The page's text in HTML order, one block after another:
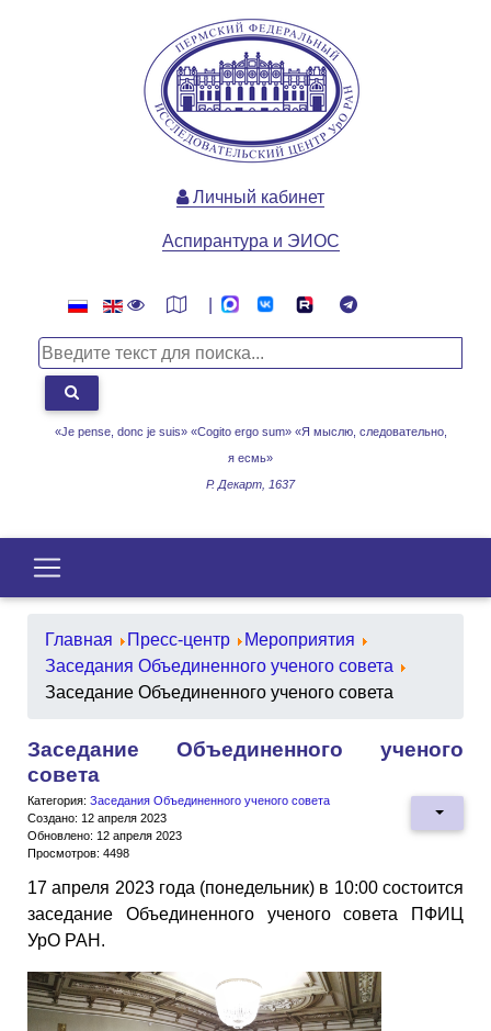
«Je pense, donc je suis» «Cogito ergo sum» «Я мыслю, следовательно,
я есмь»
Р. Декарт, 1637
Личный кабинет
Аспирантура и ЭИОС
Главная Пресс-центр
Мероприятия
Заседания Объединенного ученого совета
Заседание Объединенного ученого совета
Заседание Объединенного ученого
совета
Категория: Заседания Объединенного ученого совета
Создано: 12 апреля 2023
Обновлено: 12 апреля 2023
Просмотров: 4498
17 апреля 2023 года (понедельник) в 10:00 состоится
заседание Объединенного ученого совета ПФИЦ
УрО РАН.